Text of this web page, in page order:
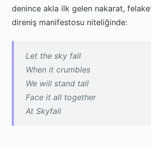
denince akla ilk gelen nakarat,
direniş manifestosu niteliğinde:
Let the sky fall
When it crumbles
We will stand tall
Face it all together
At Skyfall